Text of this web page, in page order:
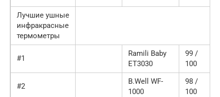
Лучшие ушные
инфракрасные
термометры
#1
Ramili Baby
ET3030
99 /
100
#2
B.Well WF-
1000
98 /
100